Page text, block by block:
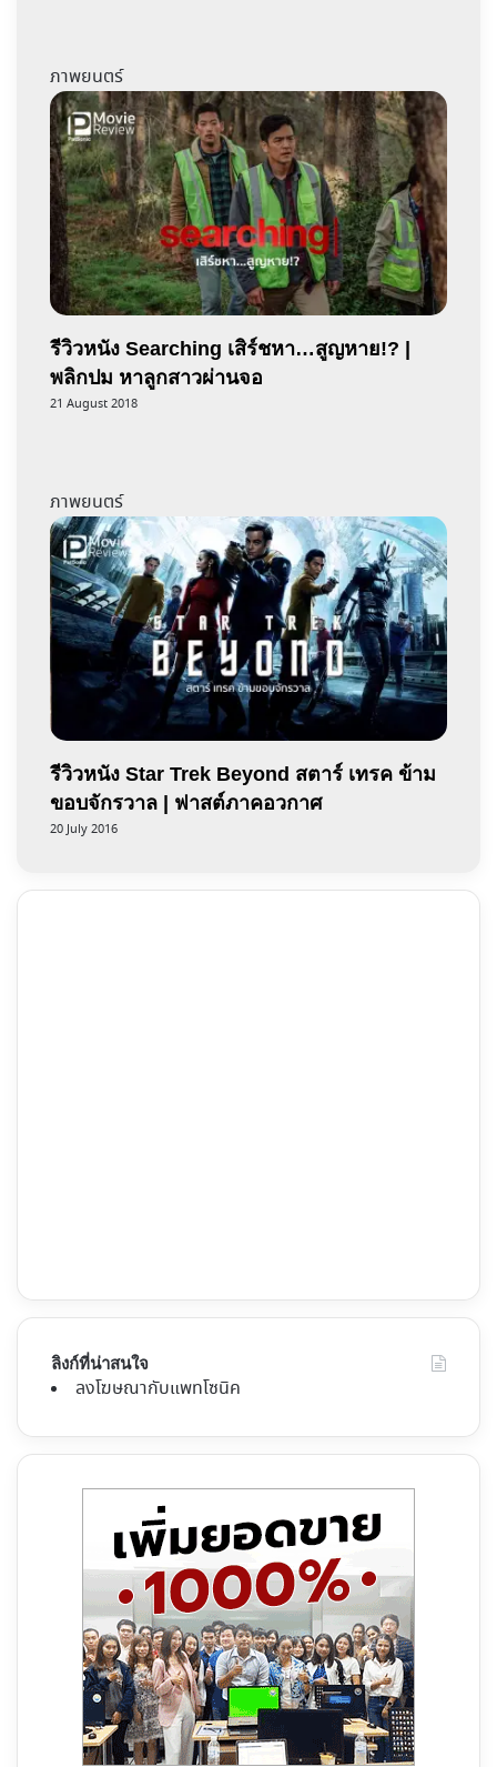
ภาพยนตร์
รีวิวหนัง Searching เสิร์ชหา…สูญหาย!? |
พลิกปม หาลูกสาวผ่านจอ
21 August 2018
ภาพยนตร์
รีวิวหนัง Star Trek Beyond สตาร์ เทรค ข้าม
ขอบจักรวาล | ฟาสต์ภาคอวกาศ
20 July 2016
ลิงก์ที่น่าสนใจ
ลงโฆษณากับแพทโซนิค